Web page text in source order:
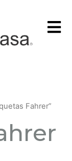
Fahrer”